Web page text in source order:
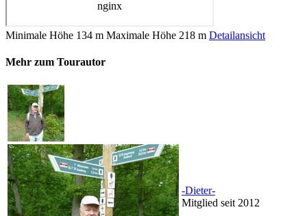
Minimale Höhe 134 m Maximale Höhe 218 m Detailansicht
Mehr zum Tourautor
-Dieter-
Mitglied seit 2012